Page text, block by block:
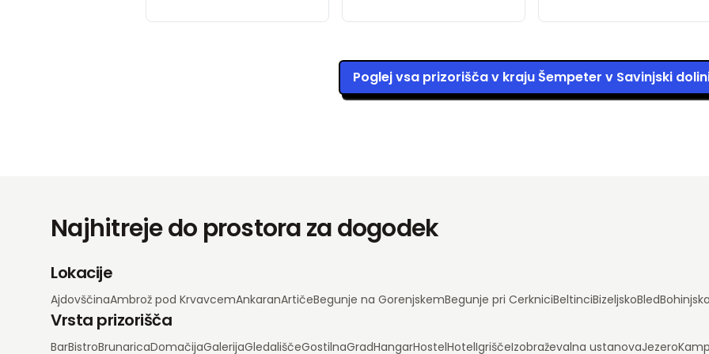
Poglej vsa prizorišča v kraju Šempeter v Savinjski
Najhitreje do prostora za dogodek
Lokacije
AjdovščinaAmbrož pod KrvavcemAnkaranArtičeBegunje na GorenjskemBegunje pri CerkniciBeltinciBizeljskoBled
Vrsta prizorišča
BarBistroBrunaricaDomačijaGalerijaGledališčeGostilnaGradHangarHostelHotelIgriščeIzobraževalna ustanovaJezeroKamp